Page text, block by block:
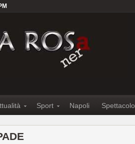
Sport Napoli Spettacolo